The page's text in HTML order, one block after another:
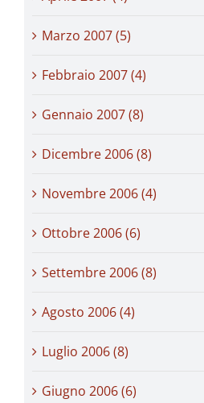
Marzo 2007 (5)
Febbraio 2007 (4)
Gennaio 2007 (8)
Dicembre 2006 (8)
Novembre 2006 (4)
Ottobre 2006 (6)
Settembre 2006 (8)
Agosto 2006 (4)
Luglio 2006 (8)
Giugno 2006 (6)